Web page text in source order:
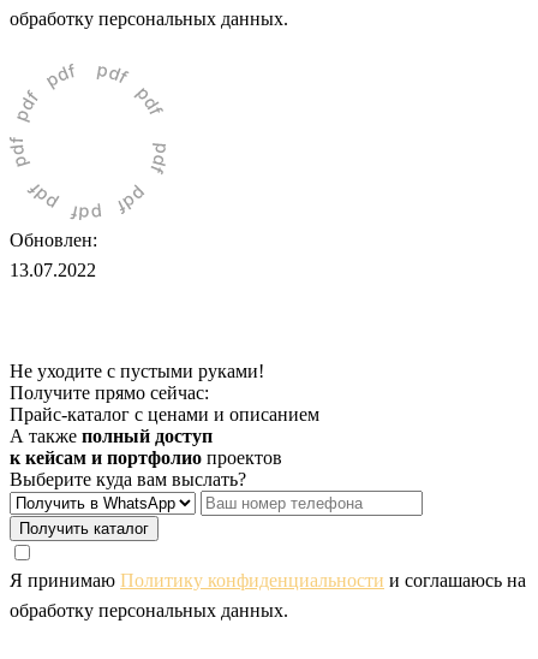
обработку персональных данных.
Обновлен:
13.07.2022
Не уходите с пустыми руками!
Получите прямо сейчас:
Прайс-каталог с ценами и описанием
А также полный доступ
к кейсам и портфолио проектов
Выберите куда вам выслать?
Получить каталог
Я принимаю Политику конфиденциальности и соглашаюсь на
обработку персональных данных.